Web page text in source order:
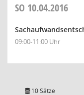
SO 10.04.2016
09:00-11:00 Uhr
10 Sätze